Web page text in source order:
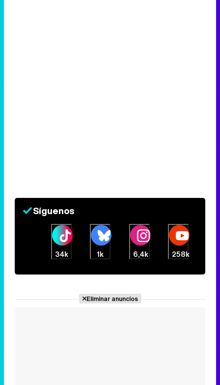
Síguenos
34k 1k 6,4k 258k
Eliminar anuncios